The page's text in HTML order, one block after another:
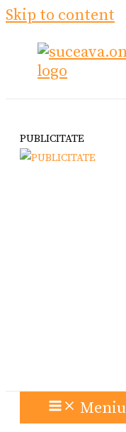
Skip to content
PUBLICITATE
Meniu